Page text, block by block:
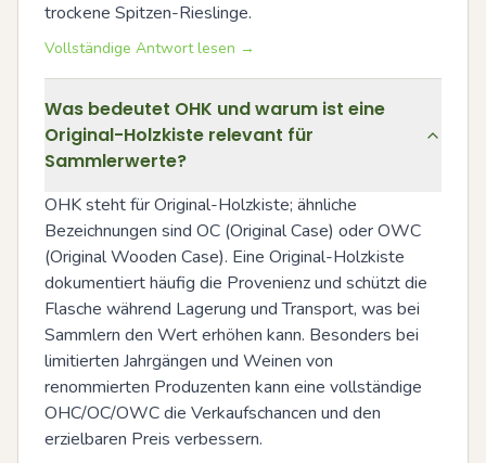
trockene Spitzen-Rieslinge.
Vollständige Antwort lesen →
Was bedeutet OHK und warum ist eine
Original-Holzkiste relevant für
Sammlerwerte?
OHK steht für Original-Holzkiste; ähnliche
Bezeichnungen sind OC (Original Case) oder OWC
(Original Wooden Case). Eine Original-Holzkiste
dokumentiert häufig die Provenienz und schützt die
Flasche während Lagerung und Transport, was bei
Sammlern den Wert erhöhen kann. Besonders bei
limitierten Jahrgängen und Weinen von
renommierten Produzenten kann eine vollständige
OHC/OC/OWC die Verkaufschancen und den
erzielbaren Preis verbessern.